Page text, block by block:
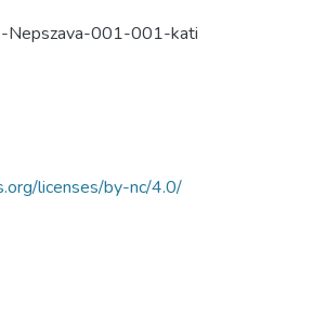
001-001-kati
licenses/by-nc/4.0/